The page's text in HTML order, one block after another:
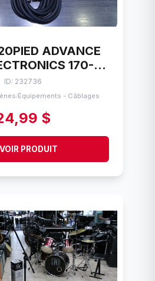
ADVANCE
170-
LOC
ID: 232736
/Équipements - Câblages
$
VOIR PRODUIT